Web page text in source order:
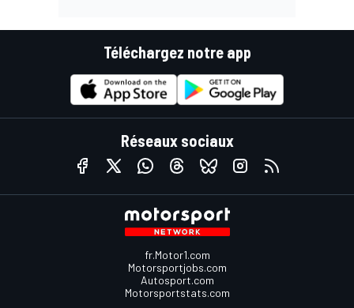
Téléchargez notre app
Réseaux sociaux
fr.Motor1.com
Motorsportjobs.com
Autosport.com
Motorsportstats.com